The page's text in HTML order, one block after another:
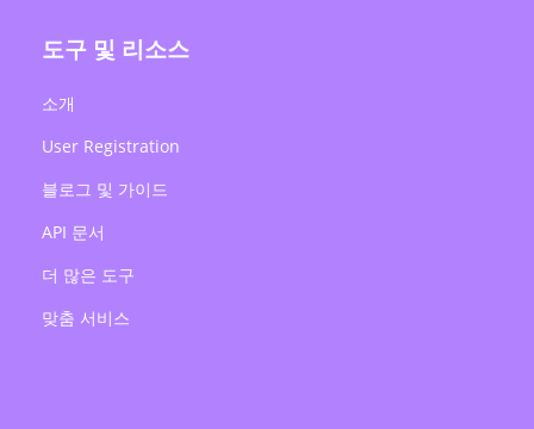
도구 및 리소스
소개
User Registration
블로그 및 가이드
API 문서
더 많은 도구
맞춤 서비스